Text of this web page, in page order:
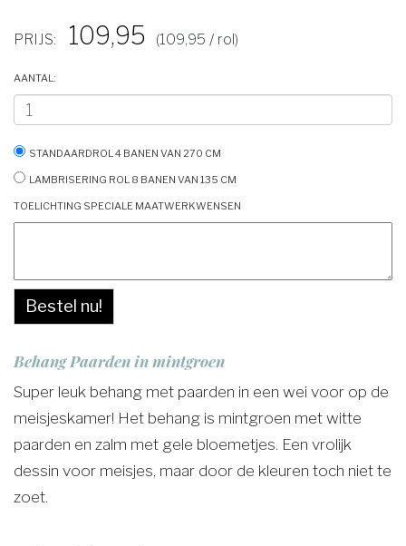
PRIJS: 109,95 (109,95 / rol)
Aantal:
Standaardrol 4 banen van 270 cm
Lambrisering rol 8 banen van 135 cm
Toelichting speciale maatwerkwensen
Bestel nu!
Behang Paarden in mintgroen
Super leuk behang met paarden in een wei voor op de
meisjeskamer! Het behang is mintgroen met witte
paarden en zalm met gele bloemetjes. Een vrolijk
dessin voor meisjes, maar door de kleuren toch niet te
zoet.